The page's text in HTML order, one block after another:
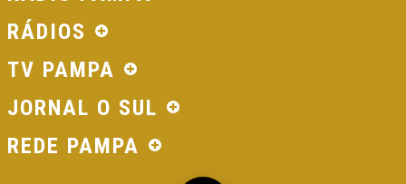
RÁDIOS
TV PAMPA
JORNAL O SUL
REDE PAMPA